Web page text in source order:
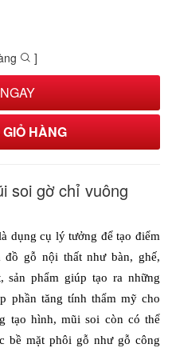
]
HÀNG
soi gờ chỉ vuông
dụng cụ lý tưởng để tạo điểm
đồ gỗ nội thất như bàn, ghế,
sản phẩm giúp tạo ra những
phần tăng tính thẩm mỹ cho
tạo hình, mũi soi còn có thể
bề mặt phôi gỗ như gỗ công